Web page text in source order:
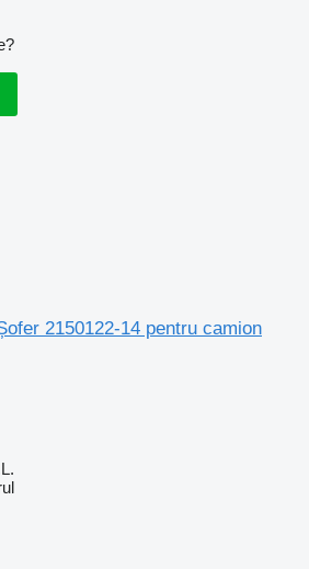
2150122-14 pentru camion